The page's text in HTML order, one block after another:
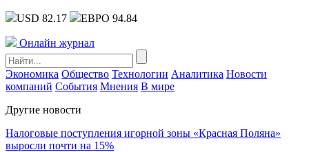
USD 82.17 ЕВРО 94.84
Онлайн журнал
Экономика Общество Технологии Аналитика Новости
компаний События Мнения В мире
Другие новости
Налоговые поступления игорной зоны «Красная Поляна»
выросли почти на 15%